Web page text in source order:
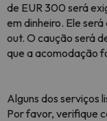
de EUR 300 será
em dinheiro. Ele
out. O caução será
que a acomodação
Alguns dos serviços
Por favor, verifique